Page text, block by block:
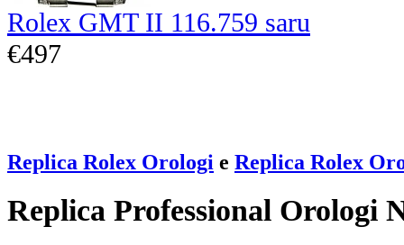
Rolex GMT II 116.759 saru
€497
Replica Rolex Orologi e Replica Rolex
Replica Professional Orologi